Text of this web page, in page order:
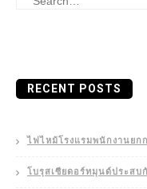
RECENT POSTS
ไฟไหม้โรงแรมพนักงานยก
โบรุสเซียดอร์ทมุนด์ประส